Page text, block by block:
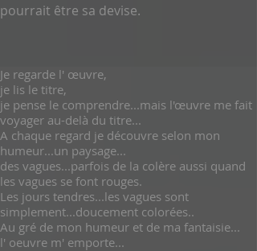
pourrait être sa devise.
Je regarde l' œuvre,
je lis le titre,
je pense le comprendre...mais l'œuvre me fait
voyager au-delà du titre...
A chaque regard je découvre selon mon
humeur...un paysage...
des vagues...parfois de la colère aussi quand
les vagues se font rouges.
Les jours tendres...les vagues sont
simplement...doucement colorées..
Au gré de mon humeur et de ma fantaisie...
l' oeuvre m' emporte...